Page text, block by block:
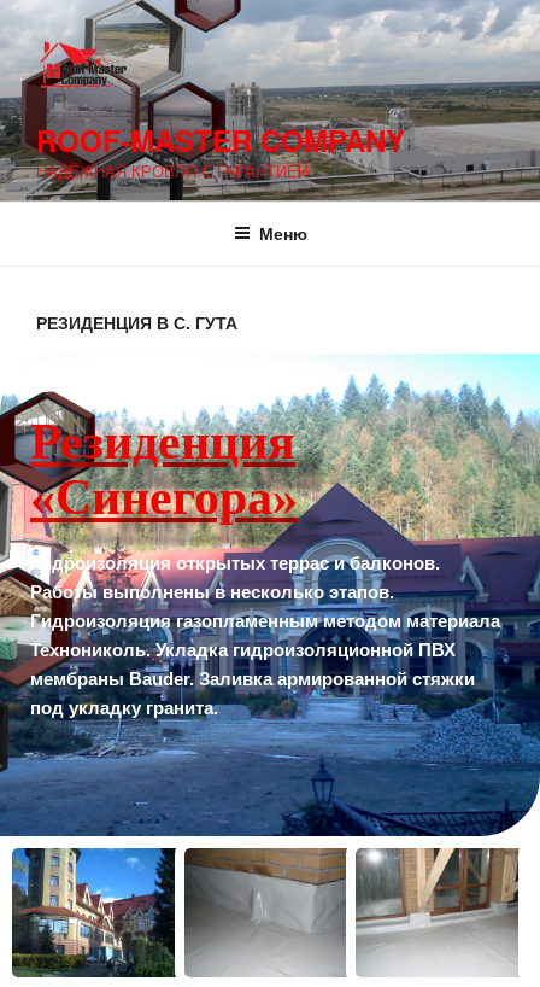
ROOF-MASTER COMPANY
НАДЁЖНАЯ КРОВЛЯ С ГАРАНТИЕЙ
Меню
РЕЗИДЕНЦИЯ В С. ГУТА
Резиденция
«Синегора»
Гидроизоляция открытых террас и балконов.
Работы выполнены в несколько этапов.
Гидроизоляция газопламенным методом материала
Технониколь. Укладка гидроизоляционной ПВХ
мембраны Bauder. Заливка армированной стяжки
под укладку гранита.